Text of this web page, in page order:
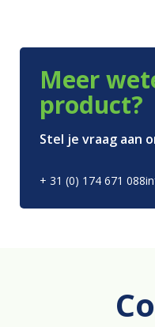
Meer
product?
Stel je vraag aan
+ 31 (0) 174 671 088